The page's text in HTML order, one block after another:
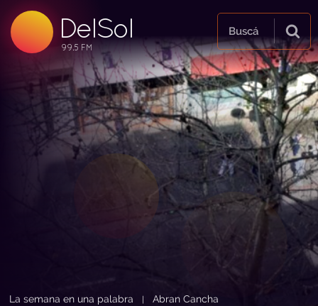
DelSol
99.5 FM
99.5 FM
99.5 FM
Buscá
La semana en una palabra |Abran Cancha